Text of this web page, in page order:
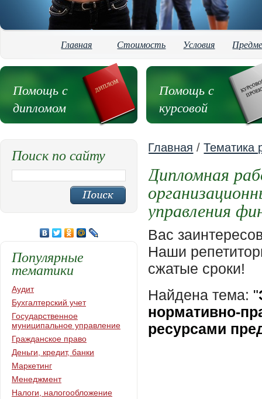
Главная Стоимость Условия
Помощь с
дипломом
Помощь с
курсовой
Главная /Тематика
Дипломная
управления
Вас
Наши
сжатые сроки!
Найдена тема: "
нормативно-
ресурсами
Поиск по сайту
Популярные
тематики
Аудит
Бухгалтерский учет
Государственное
муниципальное управление
Гражданское право
Деньги, кредит, банки
Маркетинг
Менеджмент
Налоги, налогообложение